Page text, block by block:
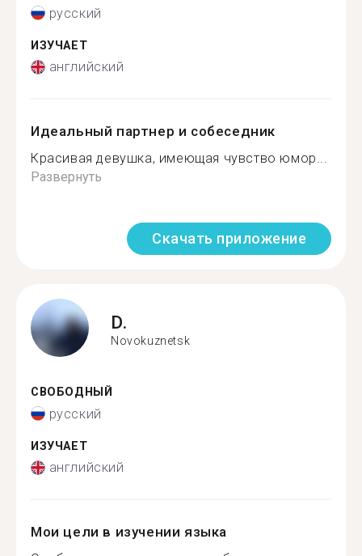
русский
ИЗУЧАЕТ
английский
Идеальный партнер и собеседник
Красивая девушка, имеющая чувство юмор...
Развернуть
Скачать приложение
D.
Novokuznetsk
СВОБОДНЫЙ
русский
ИЗУЧАЕТ
английский
Мои цели в изучении языка